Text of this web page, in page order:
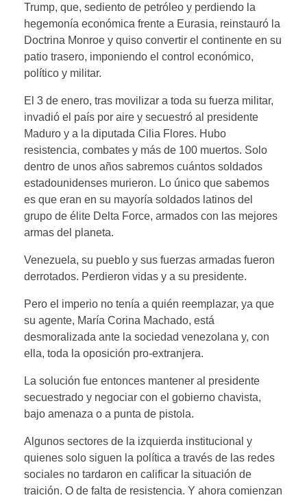
Trump, que, sediento de petróleo y perdiendo la
hegemonía económica frente a Eurasia, reinstauró la
Doctrina Monroe y quiso convertir el continente en su
patio trasero, imponiendo el control económico,
político y militar.
El 3 de enero, tras movilizar a toda su fuerza militar,
invadió el país por aire y secuestró al presidente
Maduro y a la diputada Cilia Flores. Hubo
resistencia, combates y más de 100 muertos. Solo
dentro de unos años sabremos cuántos soldados
estadounidenses murieron. Lo único que sabemos
es que eran en su mayoría soldados latinos del
grupo de élite Delta Force, armados con las mejores
armas del planeta.
Venezuela, su pueblo y sus fuerzas armadas fueron
derrotados. Perdieron vidas y a su presidente.
Pero el imperio no tenía a quién reemplazar, ya que
su agente, María Corina Machado, está
desmoralizada ante la sociedad venezolana y, con
ella, toda la oposición pro-extranjera.
La solución fue entonces mantener al presidente
secuestrado y negociar con el gobierno chavista,
bajo amenaza o a punta de pistola.
Algunos sectores de la izquierda institucional y
quienes solo siguen la política a través de las redes
sociales no tardaron en calificar la situación de
traición. O de falta de resistencia. Y ahora comienzan